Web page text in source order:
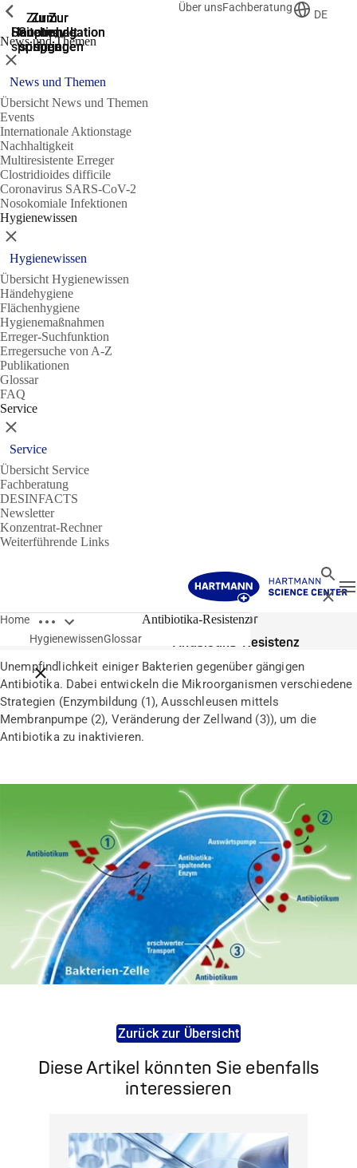
Zur
Suche
springen
Zur
Hauptnavigation
springen
Zur
Hauptnavigation
springen
Zum
Hauptinhalt
springen
Zum
Seitenende
springen
Über unsFachberatung
DE
News und Themen
Zeige vorherige
Schließen
News und Themen
Übersicht News und Themen
Events
Internationale Aktionstage
Nachhaltigkeit
Multiresistente Erreger
Clostridioides difficile
Coronavirus SARS-CoV-2
Nosokomiale Infektionen
Hygienewissen
Zeige vorherige
Schließen
Hygienewissen
Übersicht Hygienewissen
Händehygiene
Flächenhygiene
Hygienemaßnahmen
Erreger-Suchfunktion
Erregersuche von A-Z
Publikationen
Glossar
FAQ
Service
Zeige vorherige
Schließen
Service
Übersicht Service
Fachberatung
DESINFACTS
Newsletter
Konzentrat-Rechner
Weiterführende Links
Suche
Home Breadcrumbs öffnen
Breadcrumbs schließen
HygienewissenGlossar
Antibiotika-Resistenz
Glossar
Antibiotika-Resistenz
Unempfindlichkeit einiger Bakterien gegenüber gängigen
Antibiotika. Dabei entwickeln die Mikroorganismen verschiedene
Strategien (Enzymbildung (1), Ausschleusen mittels
Membranpumpe (2), Veränderung der Zellwand (3)), um die
Antibiotika zu inaktivieren.
Zurück zur Übersicht
Diese Artikel könnten Sie ebenfalls
interessieren